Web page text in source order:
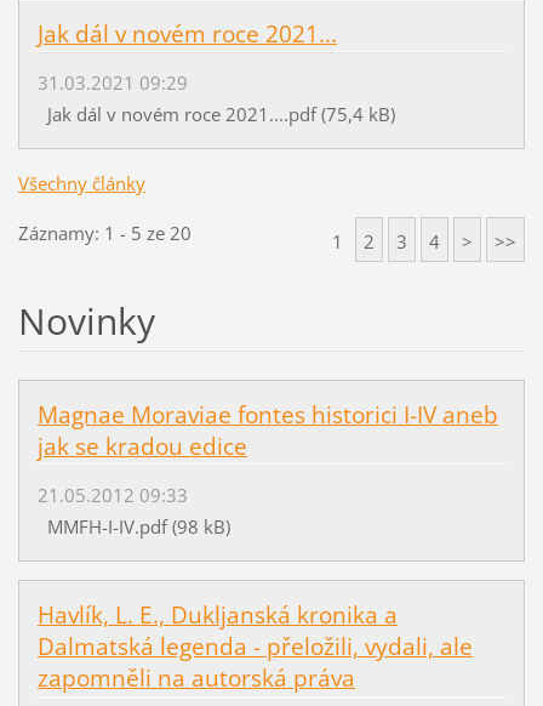
Jak dál v novém roce 2021...
31.03.2021 09:29
Jak dál v novém roce 2021....pdf (75,4 kB)
Všechny články
Záznamy: 1 - 5 ze 20 1 2 3 4 > >>
Novinky
Magnae Moraviae fontes historici I-IV aneb
jak se kradou edice
21.05.2012 09:33
MMFH-I-IV.pdf (98 kB)
Havlík, L. E., Dukljanská kronika a
Dalmatská legenda - přeložili, vydali, ale
zapomněli na autorská práva